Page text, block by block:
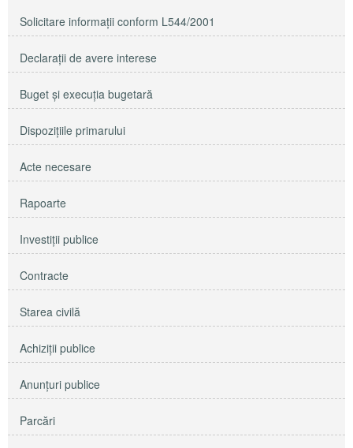
Solicitare informaţii conform L544/2001
Declaraţii de avere interese
Buget şi execuţia bugetară
Dispoziţiile primarului
Acte necesare
Rapoarte
Investiţii publice
Contracte
Starea civilă
Achiziţii publice
Anunţuri publice
Parcări